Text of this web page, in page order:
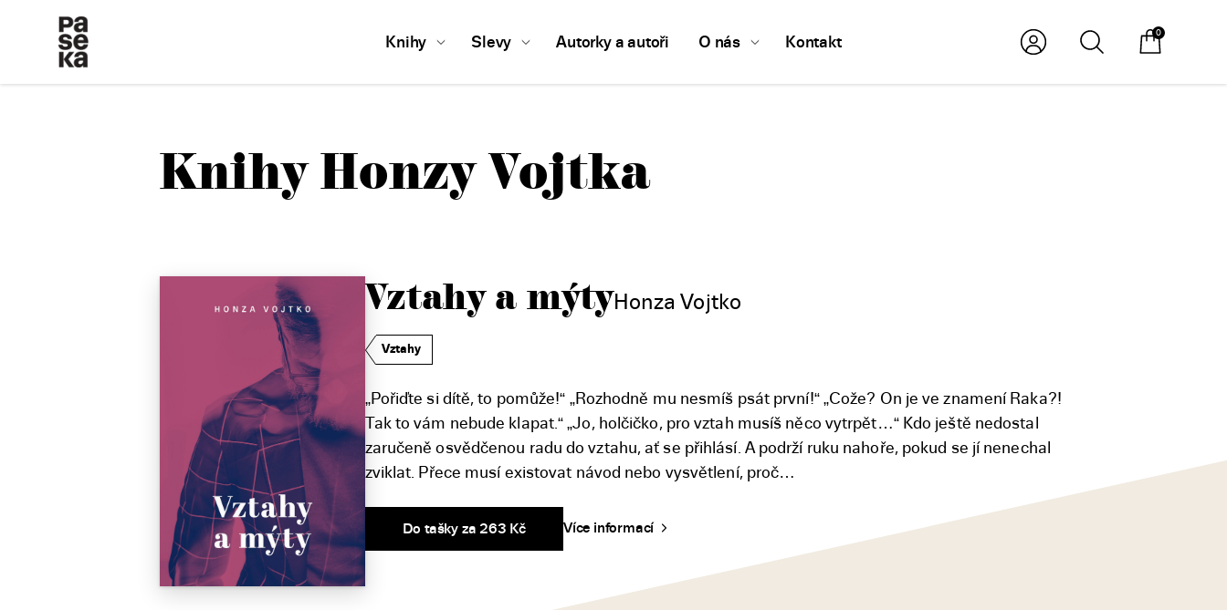
Knihy Slevy Autorky a autoři O nás Kontakt 0
Knihy Honzy Vojtka
Vztahy a mýtyHonza Vojtko
Vztahy
„Pořiďte si dítě, to pomůže!“ „Rozhodně mu nesmíš psát první!“ „Cože? On je ve znamení Raka?!
Tak to vám nebude klapat.“ „Jo, holčičko, pro vztah musíš něco vytrpět…“ Kdo ještě nedostal
zaručeně osvědčenou radu do vztahu, ať se přihlásí. A podrží ruku nahoře, pokud se jí nenechal
zviklat. Přece musí existovat návod nebo vysvětlení, proč…
Do tašky za 263 Kč Více informací